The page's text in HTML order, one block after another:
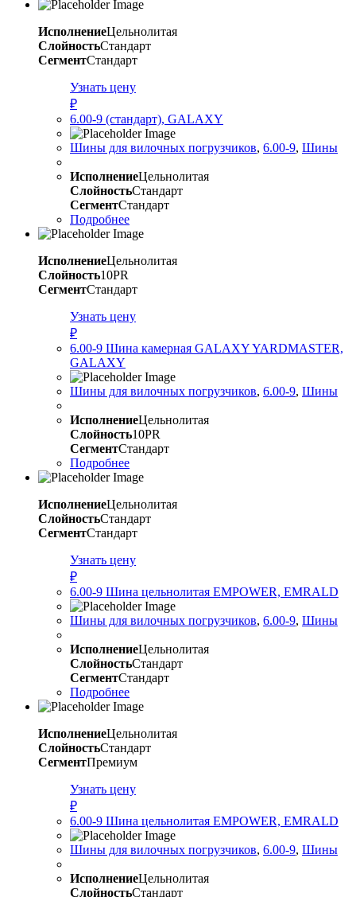
ИсполнениеЦельнолитая
СлойностьСтандарт
СегментСтандарт
Узнать цену
₽
6.00-9 (стандарт), GALAXY
Шины для вилочных погрузчиков, 6.00-9, Шины
ИсполнениеЦельнолитая
СлойностьСтандарт
СегментСтандарт
Подробнее
ИсполнениеЦельнолитая
Слойность10PR
СегментСтандарт
Узнать цену
₽
6.00-9 Шина камерная GALAXY YARDMASTER,
GALAXY
Шины для вилочных погрузчиков, 6.00-9, Шины
ИсполнениеЦельнолитая
Слойность10PR
СегментСтандарт
Подробнее
ИсполнениеЦельнолитая
СлойностьСтандарт
СегментСтандарт
Узнать цену
₽
6.00-9 Шина цельнолитая EMPOWER, EMRALD
Шины для вилочных погрузчиков, 6.00-9, Шины
ИсполнениеЦельнолитая
СлойностьСтандарт
СегментСтандарт
Подробнее
ИсполнениеЦельнолитая
СлойностьСтандарт
СегментПремиум
Узнать цену
₽
6.00-9 Шина цельнолитая EMPOWER, EMRALD
Шины для вилочных погрузчиков, 6.00-9, Шины
ИсполнениеЦельнолитая
СлойностьСтандарт